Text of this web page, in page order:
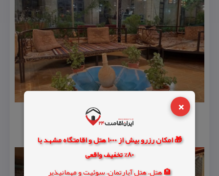
×
🎁 امکان رزرو بیش از 1000 هتل و اقامتگاه مشهد با
80% تخفیف واقعی
🏨 هتل، هتل آپارتمان، سوئیت و مهمانپذیر